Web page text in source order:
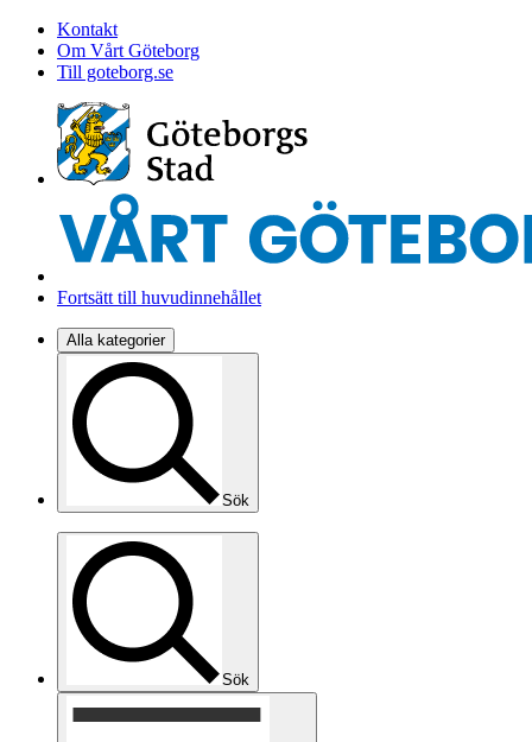
Kontakt
Om Vårt Göteborg
Till goteborg.se
Fortsätt till huvudinnehållet
Alla kategorier
Sök
Sök